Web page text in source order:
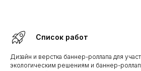
Список работ
Дизайн и верстка баннер-роллапа для
экологическим решениям и баннер-